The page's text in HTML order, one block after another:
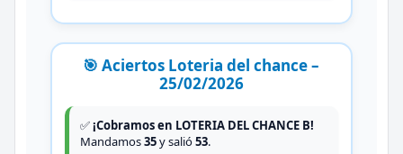
🎯 Aciertos Loteria del chance –
25/02/2026
✅¡Cobramos en LOTERIA DEL CHANCE B!
Mandamos35y salió53.